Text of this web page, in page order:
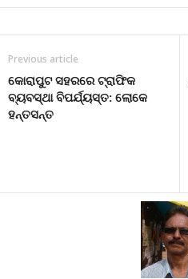
Previous article
କୋରାପୁଟ ସହରରେ ଟ୍ରାଫିକ
ବ୍ୟବସ୍ଥା ବିପର୍ଯ୍ୟସ୍ତ: ଲୋକେ
ହନ୍ତସନ୍ତ